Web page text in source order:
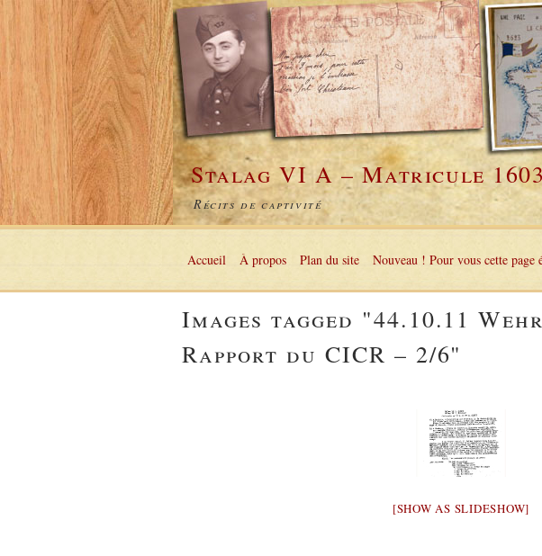
Stalag VI A – Matricule
Récits de captivité
Accueil À propos Plan du site Nouveau ! Pour vous cette page
Images tagged "44.10.11
Rapport du CICR – 2/6"
[SHOW AS SLIDESHOW]